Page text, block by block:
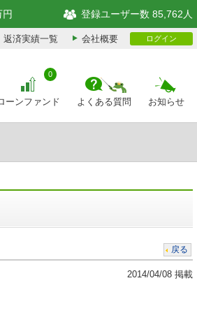
円 登録ユーザー数 85,762人
返済実績一覧 会社概要 ログイン
ーンファンド
0
よくある質問 お知らせ
戻る
2014/04/08 掲載